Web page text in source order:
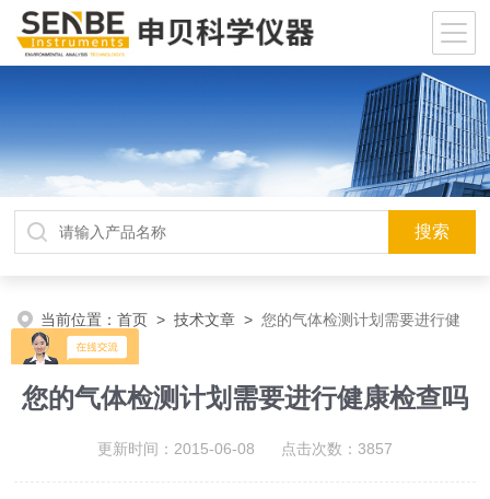
当前位置：首页 >技术文章 >您的气体检测计划需要进行健
康检查吗
您的气体检测计划需要进行健康检查吗
更新时间：2015-06-08 点击次数：3857